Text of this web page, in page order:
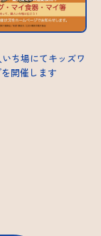
ち場にてキッズワ
開催します